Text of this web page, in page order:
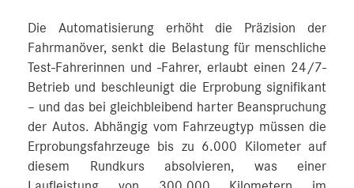
Die Automatisierung erhöht die Präzision der
Fahrmanöver, senkt die Belastung für menschliche
Test-Fahrerinnen und -Fahrer, erlaubt einen 24/7-
Betrieb und beschleunigt die Erprobung signifikant
– und das bei gleichbleibend harter Beanspruchung
der Autos. Abhängig vom Fahrzeugtyp müssen die
Erprobungsfahrzeuge bis zu 6.000 Kilometer auf
diesem Rundkurs absolvieren, was einer